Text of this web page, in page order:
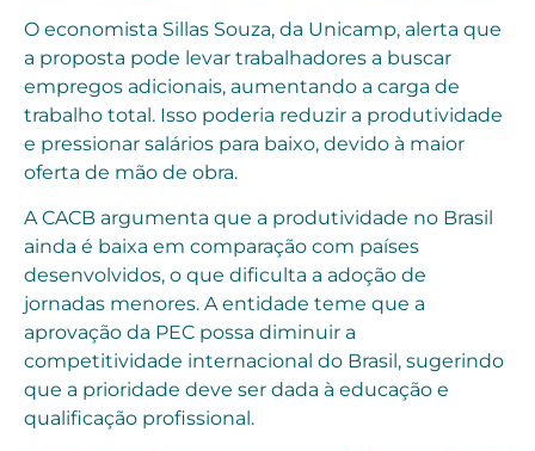
O economista Sillas Souza, da Unicamp, alerta que
a proposta pode levar trabalhadores a buscar
empregos adicionais, aumentando a carga de
trabalho total. Isso poderia reduzir a produtividade
e pressionar salários para baixo, devido à maior
oferta de mão de obra.
A CACB argumenta que a produtividade no Brasil
ainda é baixa em comparação com países
desenvolvidos, o que dificulta a adoção de
jornadas menores. A entidade teme que a
aprovação da PEC possa diminuir a
competitividade internacional do Brasil, sugerindo
que a prioridade deve ser dada à educação e
qualificação profissional.